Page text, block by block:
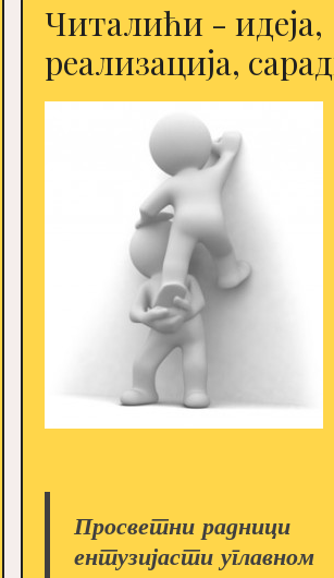
Читалићи - идеја,
реализација,
Просветни радници
ентузијасти углавном